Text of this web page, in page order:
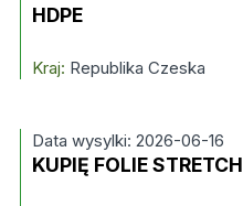
HDPE
Kraj: Republika Czeska
Data wysylki: 2026-06-16
KUPIĘ FOLIE STRETCH